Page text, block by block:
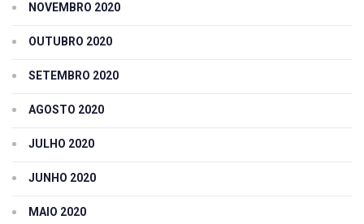
NOVEMBRO 2020
OUTUBRO 2020
SETEMBRO 2020
AGOSTO 2020
JULHO 2020
JUNHO 2020
MAIO 2020